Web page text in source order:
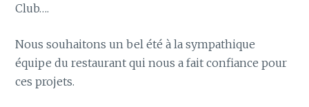
Club….
Nous souhaitons un bel été à la sympathique
équipe du restaurant qui nous a fait confiance pour
ces projets.